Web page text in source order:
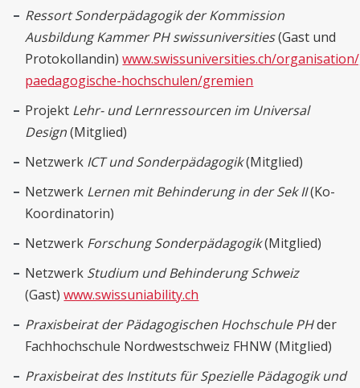
Ressort Sonderpädagogik der Kommission
Ausbildung Kammer PH swissuniversities(Gast und
Protokollandin)www.swissuniversities.ch/
paedagogische-hochschulen/gremien
Projekt Lehr- und Lernressourcen im Universal
Design(Mitglied)
Netzwerk ICT und Sonderpädagogik(Mitglied)
Netzwerk Lernen mit Behinderung in der Sek II(Ko-
Koordinatorin)
Netzwerk Forschung Sonderpädagogik(Mitglied)
Netzwerk Studium und Behinderung Schweiz
(Gast)www.swissuniability.ch
Praxisbeirat der Pädagogischen Hochschule PHder
Fachhochschule Nordwestschweiz FHNW (Mitglied)
Praxisbeirat des Instituts für Spezielle Pädagogik und